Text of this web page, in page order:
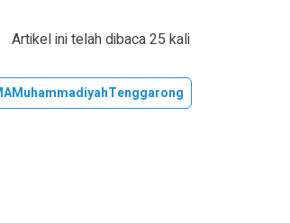
Artikel ini telah dibaca 25 kali